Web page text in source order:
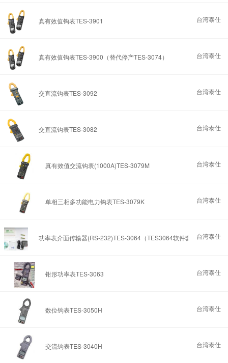
真有效值钩表TES-3901 台湾泰仕
真有效值钩表TES-3900（替代停产TES-3074） 台湾泰仕
交直流钩表TES-3092 台湾泰仕
交直流钩表TES-3082 台湾泰仕
真有效值交流钩表(1000A)TES-3079M 台湾泰仕
单相三相多功能电力钩表TES-3079K 台湾泰仕
功率表介面传输器(RS-232)TES-3064（TES3064软件套）台湾泰仕
钳形功率表TES-3063 台湾泰仕
数位钩表TES-3050H 台湾泰仕
交流钩表TES-3040H 台湾泰仕